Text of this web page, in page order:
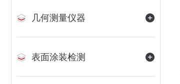
几何测量仪器
表面涂装检测